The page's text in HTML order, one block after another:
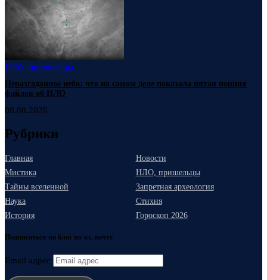
НЛО, пришельцы
Неразгаданное небо: что на самом деле показала пятая порция
файлов об НЛО
08.08.2026
Рубрики
Главная
Новости
Мистика
НЛО, пришельцы
Тайны вселенной
Запретная археология
Наука
Стихия
История
Гороскоп 2026
Подписаться на блог по эл. почте
Email адрес